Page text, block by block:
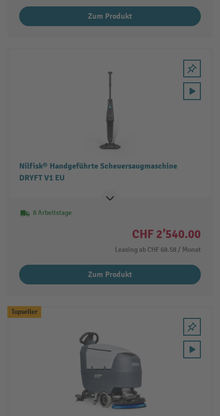
Zum Produkt
Nilfisk® Handgeführte Scheuersaugmaschine
DRYFT V1 EU
8 Arbeitstage
CHF 2’540.00
Leasing ab CHF 68.58 / Monat
Zum Produkt
Topseller